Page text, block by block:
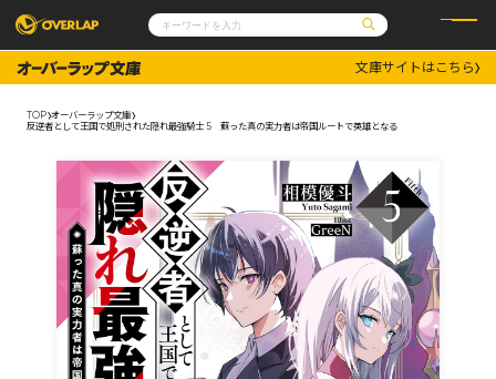
コミックガルド
コミッククリエ
LiQulle
ノベルス
ノベルスf
コミックエッセイ
ポケットモンスター
アニメ
ゲーム
OVERLAP STORE
オーバーラップ広報室
企業
会社概要
採用情報
アクセス
オーバーラップホールディングス
お問い合わせはこちら
オーバーラップ文庫
オーバーラップノベルス
文庫サイトはこちら
TOP オーバーラップ文庫
反逆者として王国で処刑された隠れ最強騎士 5 蘇った真の実力者は帝国ルートで英雄となる